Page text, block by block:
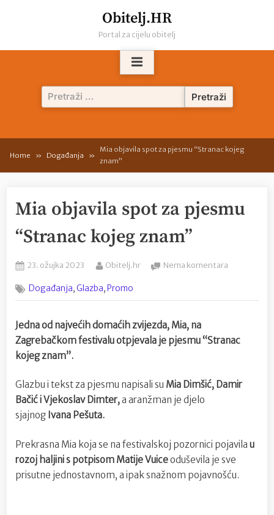
Obitelj.HR
Portal za cijelu obitelj
Pretraži:
Home Događanja
Mia objavila spot za pjesmu “Stranac kojeg
znam”
Mia objavila spot za pjesmu
“Stranac kojeg znam”
Posted
23. ožujka 2023 By
Obitelj.hr Nema komentara
spot
“Stranac
Događanja,Glazba,Promo
Jedna od najvećih domaćih zvijezda, Mia, na
Zagrebačkom festivalu otpjevala je pjesmu “Stranac
kojeg znam”.
Glazbu i tekst za pjesmu napisali su Mia Dimšić, Damir
Bačić i Vjekoslav Dimter,a aranžman je djelo
sjajnog Ivana Pešuta.
Prekrasna Mia koja se na festivalskoj pozornici pojavila u
rozoj haljini s potpisom Matije Vuiceoduševila je sve
prisutne jednostavnom, a ipak snažnom pojavnošću.